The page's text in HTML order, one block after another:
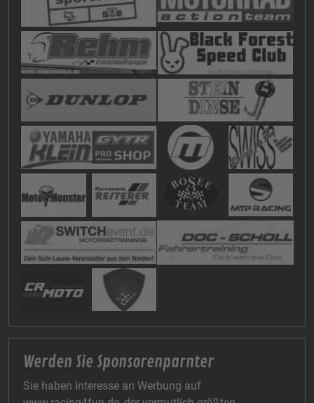
Werden Sie Sponsorenparnter
Sie haben Interesse an Werbung auf